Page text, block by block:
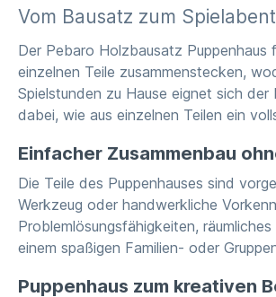
Vom Bausatz zum
Der Pebaro Holzbausatz
einzelnen Teile zusammenstecken,
Spielstunden zu Hause eignet sich
dabei, wie aus einzelnen Teilen ein
Einfacher Zusammenbau
Die Teile des Puppenhauses sind
Werkzeug oder handwerkliche
Problemlösungsfähigkeiten,
einem spaßigen Familien- oder
Puppenhaus zum kreativen